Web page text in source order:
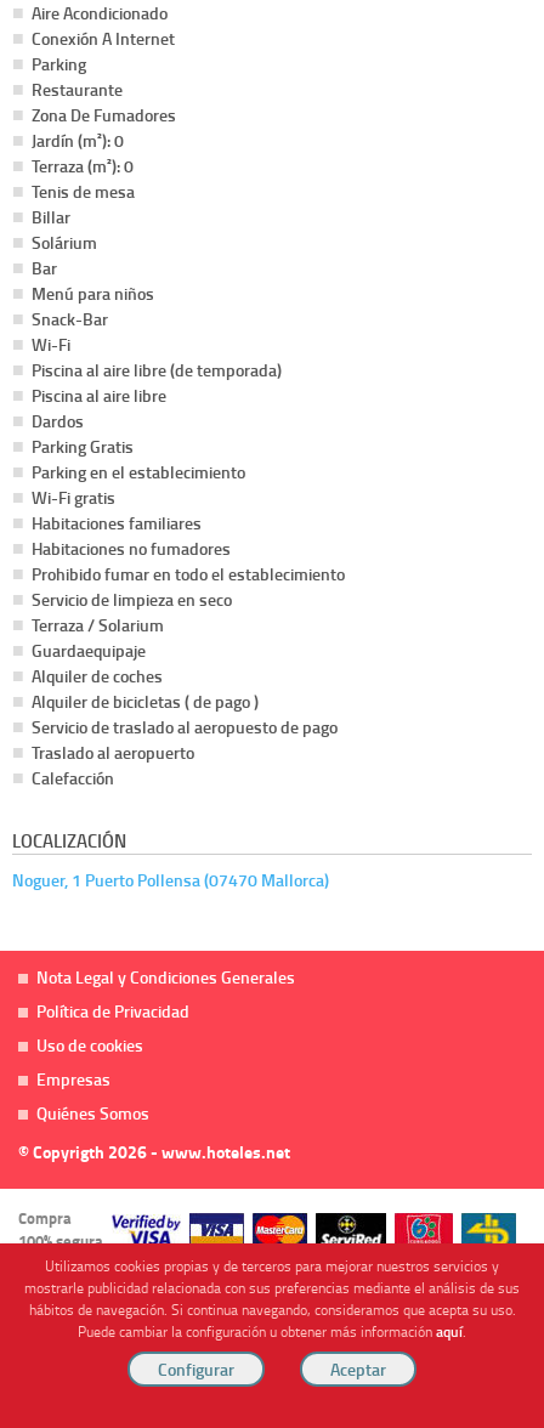
Aire Acondicionado
Conexión A Internet
Parking
Restaurante
Zona De Fumadores
Jardín (m²): 0
Terraza (m²): 0
Tenis de mesa
Billar
Solárium
Bar
Menú para niños
Snack-Bar
Wi-Fi
Piscina al aire libre (de temporada)
Piscina al aire libre
Dardos
Parking Gratis
Parking en el establecimiento
Wi-Fi gratis
Habitaciones familiares
Habitaciones no fumadores
Prohibido fumar en todo el establecimiento
Servicio de limpieza en seco
Terraza / Solarium
Guardaequipaje
Alquiler de coches
Alquiler de bicicletas ( de pago )
Servicio de traslado al aeropuesto de pago
Traslado al aeropuerto
Calefacción
LOCALIZACIÓN
Noguer, 1 Puerto Pollensa (07470 Mallorca)
Nota Legal y Condiciones Generales
Política de Privacidad
Uso de cookies
Empresas
Quiénes Somos
© Copyrigth 2026 - www.hoteles.net
Compra
100% segura
Cofinanciado por
Utilizamos cookies propias y de terceros para mejorar nuestros servicios y
mostrarle publicidad relacionada con sus preferencias mediante el análisis de sus
hábitos de navegación. Si continua navegando, consideramos que acepta su uso.
Puede cambiar la configuración u obtener más informaciónaquí.